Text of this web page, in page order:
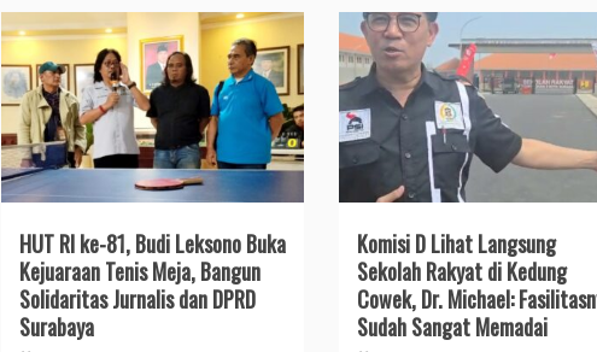
HUT RI ke-81, Budi Leksono Buka
Kejuaraan Tenis Meja, Bangun
Solidaritas Jurnalis dan DPRD
Surabaya
Komisi D Lihat Langsung
Sekolah Rakyat di Kedung
Cowek, Dr. Michael:
Sudah Sangat Memadai